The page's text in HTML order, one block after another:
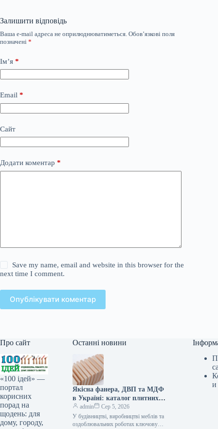
Залишити відповідь
Ваша e-mail адреса не оприлюднюватиметься. Обов’язкові поля
позначені *
Ім’я *
Email *
Сайт
Додати коментар *
Save my name, email and website in this browser for the
next time I comment.
Опублікувати коментар
Про сайт
«100 ідей» —
портал
корисних
порад на
щодень: для
дому, городу,
Останні новини
Якісна фанера, ДВП та МДФ
в Україні: каталог плитних
матеріалів від «ВІН-ВУД»
admin
Сер 5, 2026
У будівництві, виробництві меблів та
оздоблювальних роботах ключову
и